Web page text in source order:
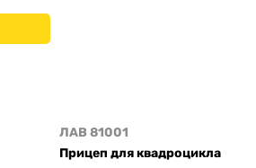
ЛАВ 81001
Прицеп для квадроцикла